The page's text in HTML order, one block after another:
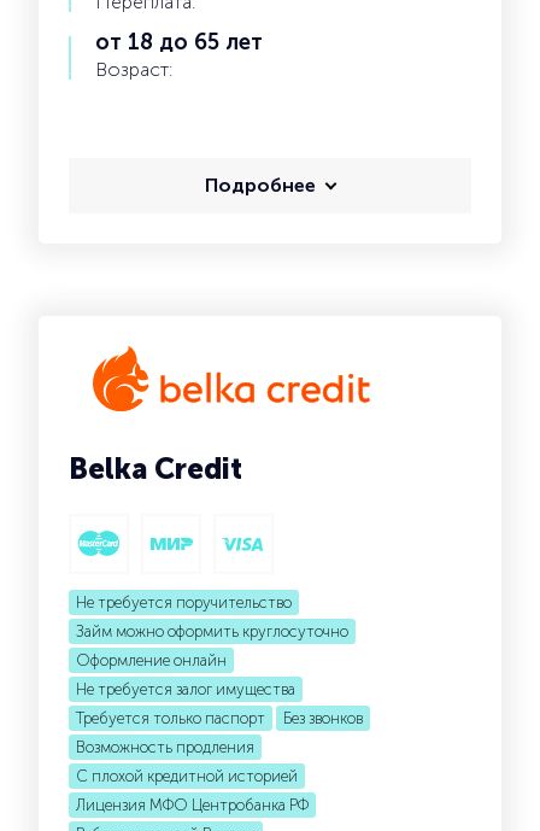
от 18 до 65 лет
Возраст:
Подробнее
Belka Credit
Не требуется поручительство
Займ можно оформить круглосуточно
Оформление онлайн
Не требуется залог имущества
Требуется только паспорт
Без звонков
Возможность продления
С плохой кредитной историей
Лицензия МФО Центробанка РФ